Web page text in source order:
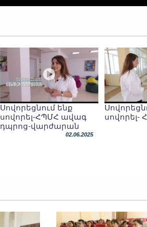
Սովորեցնում ենք
սովորել-ՀՊՄՀ ավագ
դպրոց-վարժարան
02.06.2025
սովորել-